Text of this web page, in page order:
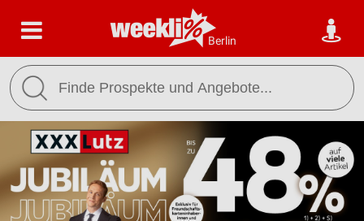
Berlin